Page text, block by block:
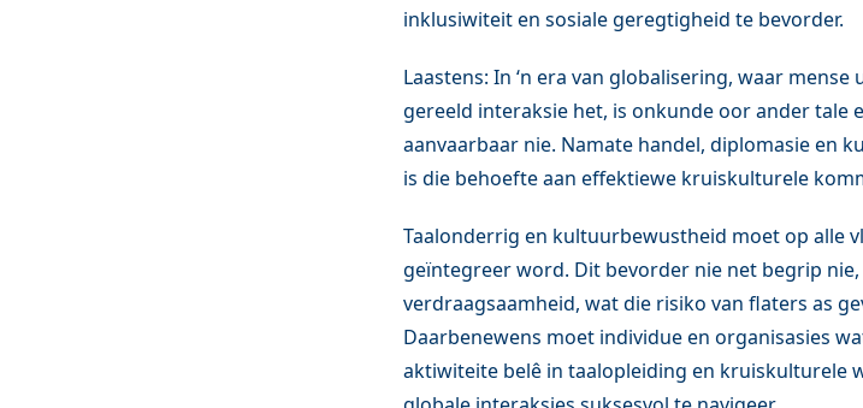
inklusiwiteit en sosiale geregtigheid te bevorder.
Laastens: In ‘n era van globalisering, waar
gereeld interaksie het, is onkunde oor ander tale
aanvaarbaar nie. Namate handel, diplomasie en
is die behoefte aan effektiewe kruiskulturele
Taalonderrig en kultuurbewustheid moet op alle
geïntegreer word. Dit bevorder nie net begrip
verdraagsaamheid, wat die risiko van flaters as
Daarbenewens moet individue en organisasies
aktiwiteite belê in taalopleiding en kruiskulturele